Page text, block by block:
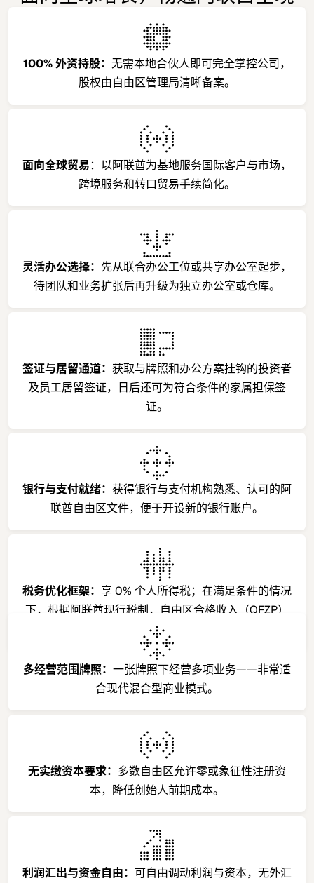
100% 外资持股： 无需本地合伙人即可完全掌控公司，
股权由自由区管理局清晰备案。
面向全球贸易：以阿联酋为基地服务国际客户与市场，
跨境服务和转口贸易手续简化。
灵活办公选择： 先从联合办公工位或共享办公室起步，
待团队和业务扩张后再升级为独立办公室或仓库。
签证与居留通道： 获取与牌照和办公方案挂钩的投资者
及员工居留签证，日后还可为符合条件的家属担保签
证。
银行与支付就绪： 获得银行与支付机构熟悉、认可的阿
联酋自由区文件，便于开设新的银行账户。
税务优化框架： 享 0% 个人所得税；在满足条件的情况
下，根据阿联酋现行税制，自由区合格收入（QFZP）
可享 0% 企业所得税。​
多经营范围牌照： 一张牌照下经营多项业务——非常适
合现代混合型商业模式。
无实缴资本要求： 多数自由区允许零或象征性注册资
本，降低创始人前期成本。
利润汇出与资金自由： 可自由调动利润与资本，无外汇